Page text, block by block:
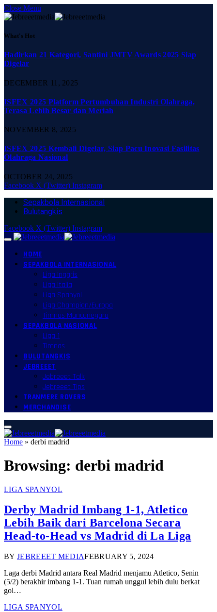
Close Menu
What's Hot
Hadirkan 21 Kategori, Santini JMTV Awards 2025 Siap
Digelar
DECEMBER 11, 2025
ISFEX 2025 Platform Pertumbuhan Industri Olahraga,
Terasa Lebih Besar dan Meriah
NOVEMBER 8, 2025
ISFEX 2025 Kembali Digelar, Siap Pacu Inovasi Fasilitas
Olahraga Nasional
OCTOBER 24, 2025
Facebook X (Twitter) Instagram
Sepakbola Internasional
Bulutangkis
Facebook X (Twitter) Instagram
HOME
SEPAKBOLA INTERNASIONAL
Liga Inggris
Liga Italia
Liga Spanyol
Liga Champion/Europa
Timnas Mancanegara
SEPAKBOLA NASIONAL
Liga 1
Timnas
BULUTANGKIS
JEBREEET
Jebreeet Talk
Jebreeet Tips
TRANMERE ROVERS
MERCHANDISE
Home » derbi madrid
Browsing: derbi madrid
LIGA SPANYOL
Derby Madrid Imbang 1-1, Atletico
Lebih Baik dari Barcelona Secara
Head-to-Head vs Madrid di La Liga
BY JEBREEET MEDIAFEBRUARY 5, 2024
Laga derbi Madrid antara Real Madrid menjamu Atletico, Senin
(5/2) berakhir imbang 1-1. Tuan rumah unggul lebih dulu berkat
gol…
LIGA SPANYOL